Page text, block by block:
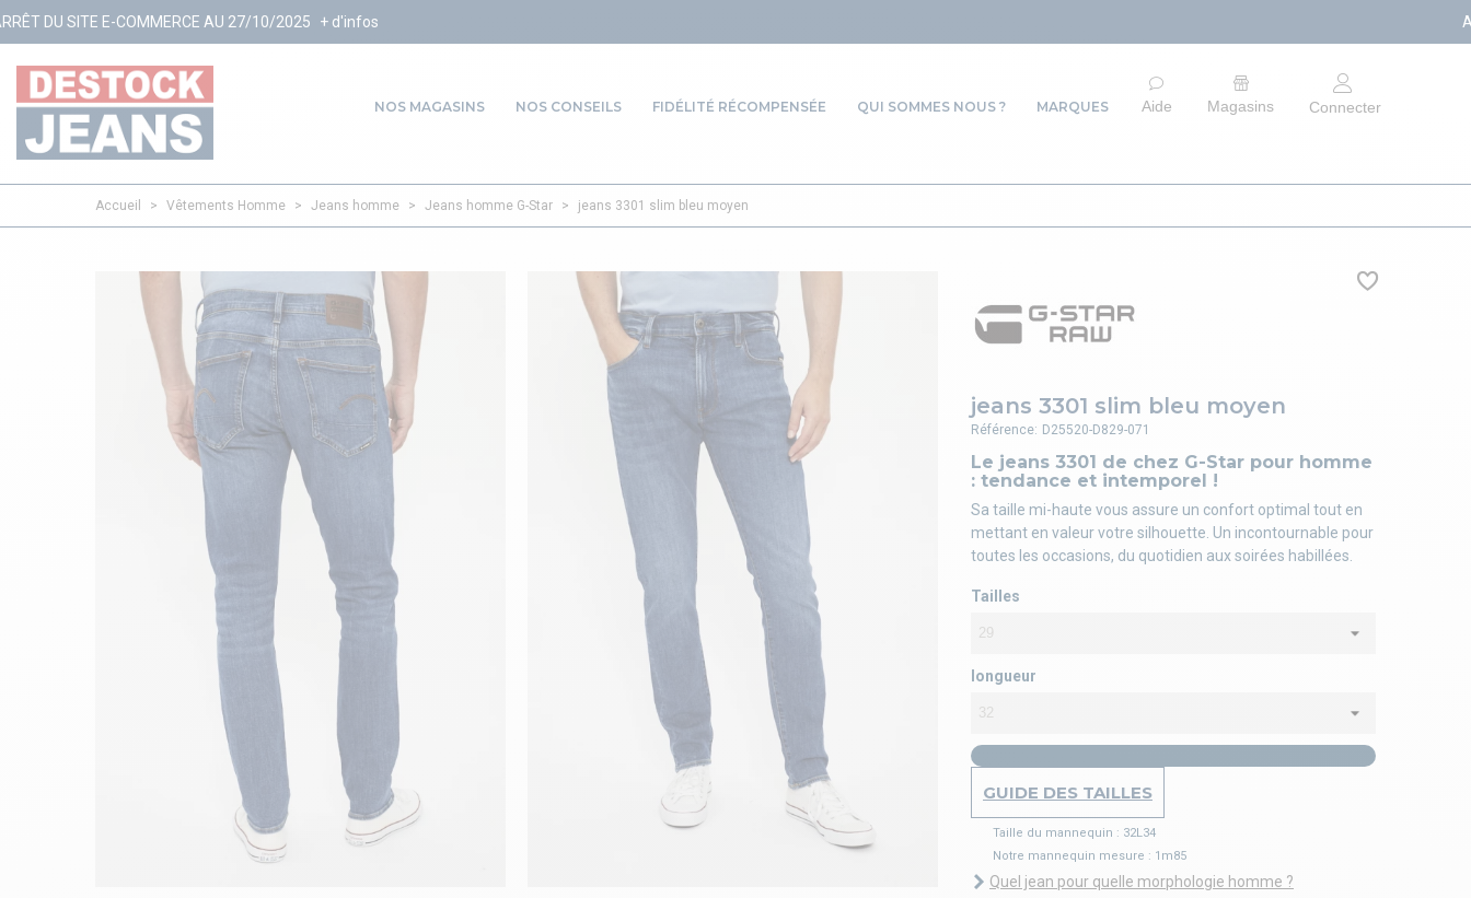
AU 27/10/2025 + d'infos ARRÊT DU SITE E-
NOS MAGASINS NOS CONSEILS FIDÉLITÉ RÉCOMPENSÉE QUI SOMMES NOUS ? MARQUES Aide Magasins Connecter
Accueil > Vêtements Homme > Jeans homme > Jeans homme G-Star > jeans 3301 slim bleu moyen
jeans 3301 slim bleu moyen
Le jeans 3301 de chez G-Star pour homme
: tendance et intemporel !
Sa taille mi-haute vous assure un confort optimal tout en
mettant en valeur votre silhouette. Un incontournable pour
toutes les occasions, du quotidien aux soirées habillées.
Tailles
longueur
GUIDE DES TAILLES
Taille du mannequin : 32L34
Notre mannequin mesure : 1m85
Quel jean pour quelle morphologie homme ?
Référence: D25520-D829-071